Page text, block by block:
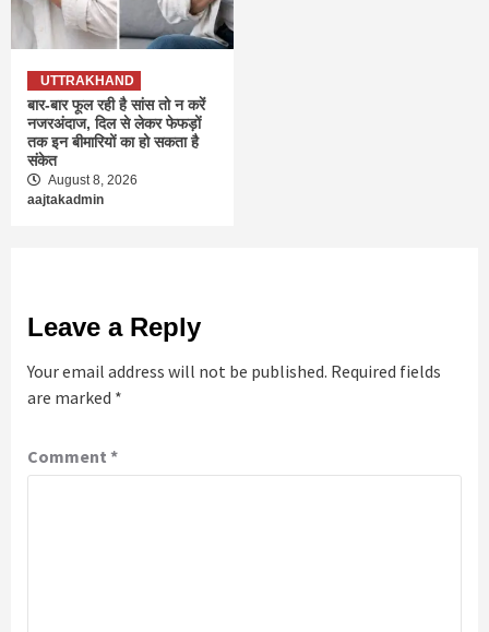
UTTRAKHAND
बार-बार फूल रही है सांस तो न करें
नजरअंदाज, दिल से लेकर फेफड़ों
तक इन बीमारियों का हो सकता है
संकेत
August 8, 2026
aajtakadmin
Leave a Reply
Your email address will not be published. Required fields
are marked *
Comment *